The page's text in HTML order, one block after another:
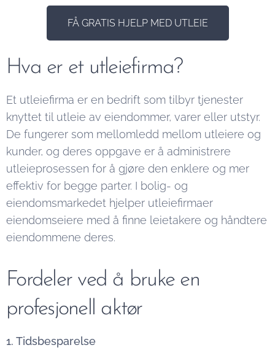
FÅ GRATIS HJELP MED UTLEIE
Hva er et utleiefirma?
Et utleiefirma er en bedrift som tilbyr tjenester
knyttet til utleie av eiendommer, varer eller utstyr.
De fungerer som mellomledd mellom utleiere og
kunder, og deres oppgave er å administrere
utleieprosessen for å gjøre den enklere og mer
effektiv for begge parter. I bolig- og
eiendomsmarkedet hjelper utleiefirmaer
eiendomseiere med å finne leietakere og håndtere
eiendommene deres.
Fordeler ved å bruke en
profesjonell aktør
1. Tidsbesparelse